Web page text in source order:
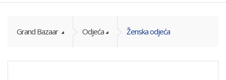
Grand Bazaar Odjeća Ženska odjeća